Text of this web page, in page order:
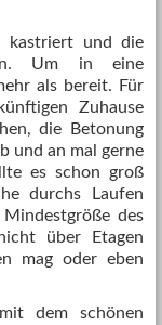
kastriert und die
Um in eine
als bereit. Für
Zuhause
die Betonung
und an mal gerne
es schon groß
durchs Laufen
des
über Etagen
mag oder eben
dem schönen